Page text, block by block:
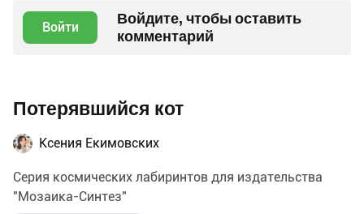
Войти
Войдите, чтобы оставить
комментарий
Потерявшийся кот
Ксения Екимовских
Серия космических лабиринтов для издательства
"Мозаика-Синтез"